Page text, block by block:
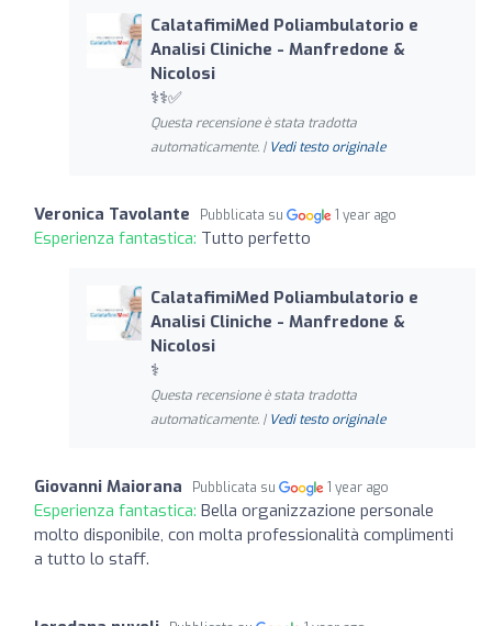
CalatafimiMed Poliambulatorio e
Analisi Cliniche - Manfredone &
Nicolosi
⚕️⚕️✅
Questa recensione è stata tradotta
automaticamente. | Vedi testo originale
Veronica Tavolante Pubblicata su 1 year ago
Esperienza fantastica: Tutto perfetto
CalatafimiMed Poliambulatorio e
Analisi Cliniche - Manfredone &
Nicolosi
⚕️
Questa recensione è stata tradotta
automaticamente. | Vedi testo originale
Giovanni Maiorana Pubblicata su 1 year ago
Esperienza fantastica: Bella organizzazione personale
molto disponibile, con molta professionalità complimenti
a tutto lo staff.